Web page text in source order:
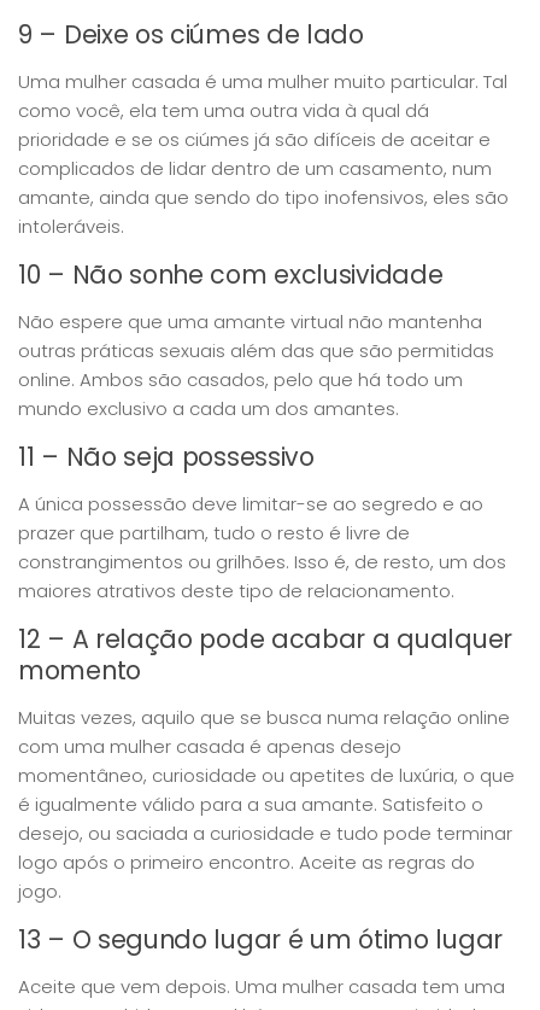
9 – Deixe os ciúmes de lado
Uma mulher casada é uma mulher muito particular. Tal
como você, ela tem uma outra vida à qual dá
prioridade e se os ciúmes já são difíceis de aceitar e
complicados de lidar dentro de um casamento, num
amante, ainda que sendo do tipo inofensivos, eles são
intoleráveis.
10 – Não sonhe com exclusividade
Não espere que uma amante virtual não mantenha
outras práticas sexuais além das que são permitidas
online. Ambos são casados, pelo que há todo um
mundo exclusivo a cada um dos amantes.
11 – Não seja possessivo
A única possessão deve limitar-se ao segredo e ao
prazer que partilham, tudo o resto é livre de
constrangimentos ou grilhões. Isso é, de resto, um dos
maiores atrativos deste tipo de relacionamento.
12 – A relação pode acabar a qualquer
momento
Muitas vezes, aquilo que se busca numa relação online
com uma mulher casada é apenas desejo
momentâneo, curiosidade ou apetites de luxúria, o que
é igualmente válido para a sua amante. Satisfeito o
desejo, ou saciada a curiosidade e tudo pode terminar
logo após o primeiro encontro. Aceite as regras do
jogo.
13 – O segundo lugar é um ótimo lugar
Aceite que vem depois. Uma mulher casada tem uma